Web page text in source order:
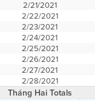
2/21/2021
2/22/2021
2/23/2021
2/24/2021
2/25/2021
2/26/2021
2/27/2021
2/28/2021
Tháng Hai Totals